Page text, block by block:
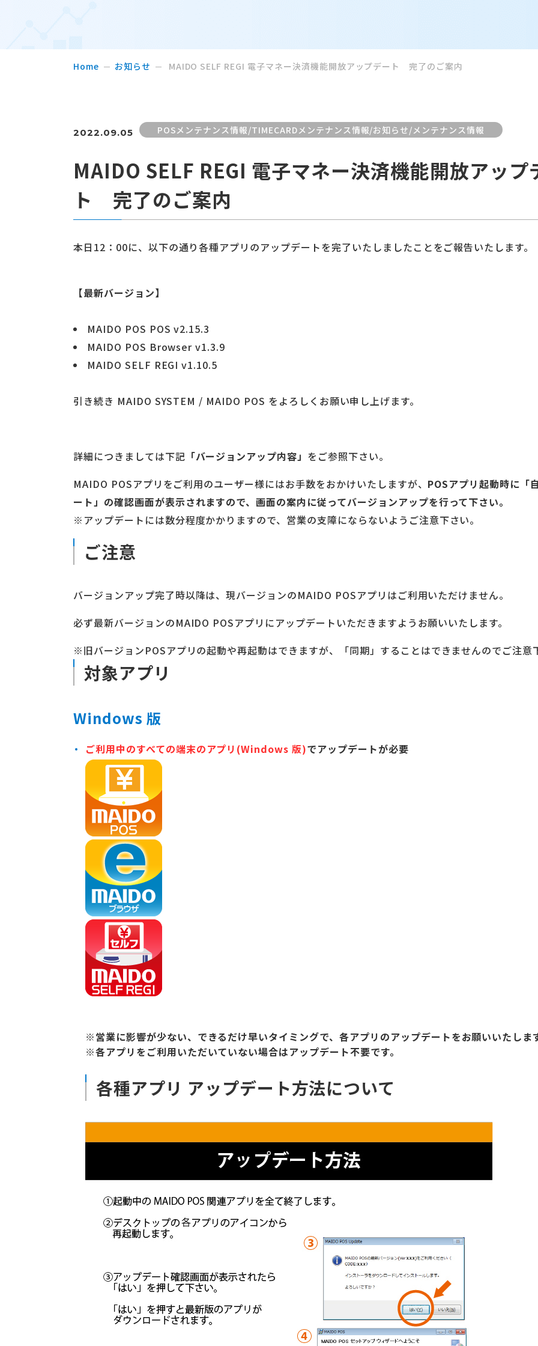
Home お知らせ MAIDO SELF REGI 電子マネー決済機能開放アップデート 完了のご案内
2022.09.05 POSメンテナンス情報/TIMECARDメンテナンス情報/お知らせ/メンテナンス情報
MAIDO SELF REGI 電子マネー決済機能開放アップ
ト 完了のご案内
本日12：00に、以下の通り各種アプリのアップデートを完了いたしましたことをご報告いたします。
【最新バージョン】
MAIDO POS POS v2.15.3
MAIDO POS Browser v1.3.9
MAIDO SELF REGI v1.10.5
引き続き MAIDO SYSTEM / MAIDO POS をよろしくお願い申し上げます。
詳細につきましては下記 「バージョンアップ内容」 をご参照下さい。
MAIDO POSアプリをご利用のユーザー様にはお手数をおかけいたしますが、 POSアプリ起動時に「
ート」の確認画面が表示されますので、画面の案内に従ってバージョンアップを行って下さい。
※アップデートには数分程度かかりますので、営業の支障にならないようご注意下さい。
ご注意
バージョンアップ完了時以降は、現バージョンのMAIDO POSアプリはご利用いただけません。
必ず最新バージョンのMAIDO POSアプリにアップデートいただきますようお願いいたします。
※旧バージョンPOSアプリの起動や再起動はできますが、「同期」することはできませんのでご注意
対象アプリ
Windows 版
ご利用中のすべての端末のアプリ(Windows 版)でアップデートが必要
※営業に影響が少ない、できるだけ早いタイミングで、各アプリのアップデートをお願いいたしま
※各アプリをご利用いただいていない場合はアップデート不要です。
各種アプリ アップデート方法について